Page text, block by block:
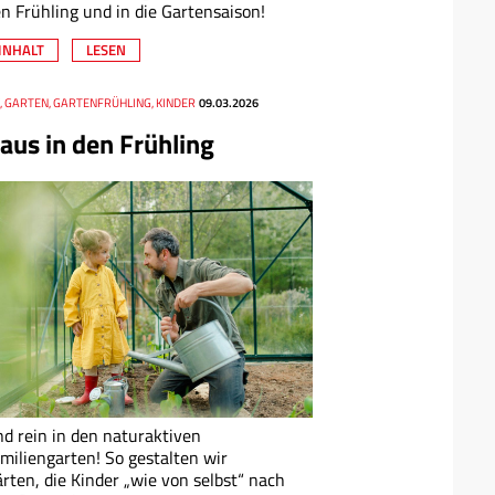
Frühling und in die Gartensaison!
INHALT LESEN
in den Frühling
GARTEN, GARTENFRÜHLING, KINDER 09.03.2026
rein in den naturaktiven
So gestalten wir
die Kinder „wie von selbst“ nach